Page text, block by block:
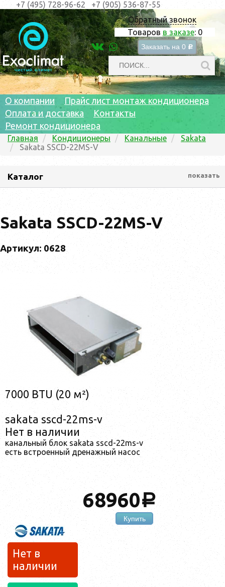
Обратный звонок
Товаров в заказе: 0
Заказать на 0 c
+7 (495) 728-96-62 +7 (905) 536-87-55
О компании
Прайс лист монтаж кондиционера
Оплата и доставка
Контакты
Ремонт кондиционера
Главная Кондиционеры Канальные
Sakata
Sakata SSCD-22MS-V
Каталог показать
Sakata SSCD-22MS-V
Артикул: 0628
7000 BTU (20 м²)
sakata sscd-22ms-v
Нет в наличии
канальный блок sakata sscd-22ms-v
есть встроенный дренажный насос
68960a
Купить
Нет в
наличии